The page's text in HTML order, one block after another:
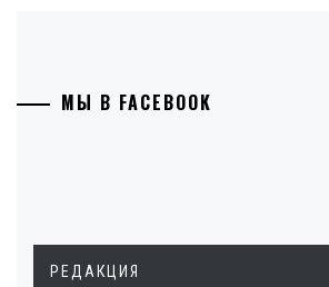
МЫ В FACEBOOK
РЕДАКЦИЯ